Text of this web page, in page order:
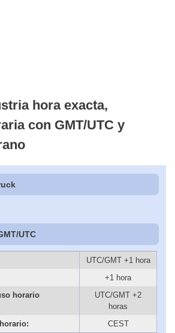
hora exacta,
con GMT/UTC y
UTC
UTC/GMT +1 hora
+1 hora
horario
UTC/GMT +2
horas
CEST